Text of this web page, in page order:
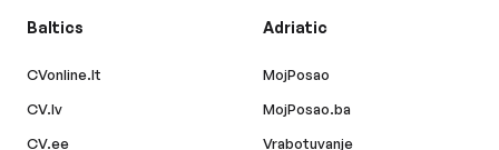
Baltics
CVonline.lt
CV.lv
CV.ee
Adriatic
MojPosao
MojPosao.ba
Vrabotuvanje